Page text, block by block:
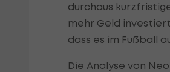
durchaus
mehr Geld
dass es im Fußball
Die Analyse von